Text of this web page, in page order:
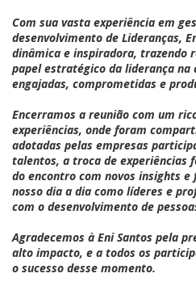
Com sua vasta experiência em
desenvolvimento de Lideranças,
dinâmica e inspiradora, trazendo
papel estratégico da liderança na
engajadas, comprometidas e
Encerramos a reunião com um
experiências, onde foram
adotadas pelas empresas
talentos, a troca de experiências
do encontro com novos insights
nosso dia a dia como líderes e
com o desenvolvimento de
Agradecemos à Eni Santos pela
alto impacto, e a todos os
o sucesso desse momento.